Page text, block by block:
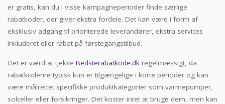
er gratis, kan du i visse kampagneperioder finde særlige
rabatkoder, der giver ekstra fordele. Det kan være i form af
eksklusiv adgang til prioriterede leverandører, ekstra services
inkluderet eller rabat på førstegangstilbud.
Det er værd at tjekke Bedsterabatkode.dk regelmæssigt, da
rabatkoderne typisk kun er tilgængelige i korte perioder og kan
være målrettet specifikke produktkategorier som varmepumper,
solceller eller forsikringer. Det koster intet at bruge dem, men kan